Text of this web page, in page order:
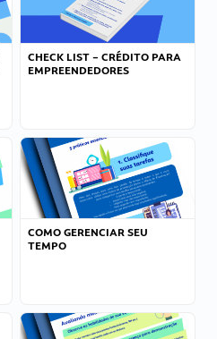
CHECK LIST – CRÉDITO PARA
EMPREENDEDORES
COMO GERENCIAR SEU
TEMPO